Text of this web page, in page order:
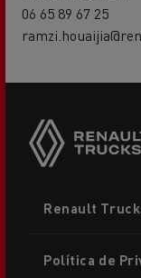
06 65 89 67 25
menu
Renault
Política de